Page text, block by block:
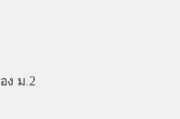
ง ม.2